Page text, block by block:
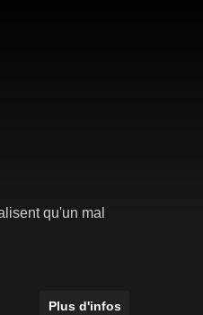
qu'un mal
Plus d'infos